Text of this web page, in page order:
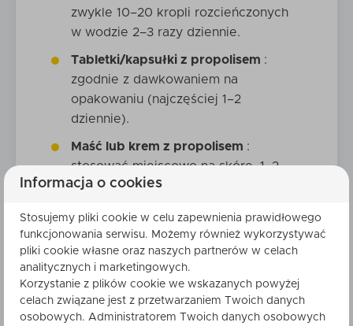
zwykle 10–20 kropli rozcieńczonych
w wodzie 2–3 razy dziennie.
Tabletki/kapsułki z propolisem :
zgodnie z dawkowaniem na
opakowaniu (najczęściej 1–2
dziennie).
Maść lub krem z propolisem :
stosować miejscowo na skórę, 1–2
razy dziennie.
Płukanka do gardła: kilka kropli
nalewki w szklance letniej wody – do
płukania 2 razy dziennie.
Przeciwwskazania i uczulenia na
Informacja o cookies
Stosujemy pliki cookie w celu zapewnienia prawidłowego
funkcjonowania serwisu. Możemy również wykorzystywać
pliki cookie własne oraz naszych partnerów w celach
analitycznych i marketingowych.
Korzystanie z plików cookie we wskazanych powyżej
celach związane jest z przetwarzaniem Twoich danych
osobowych. Administratorem Twoich danych osobowych